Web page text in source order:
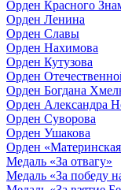
Орден Красного
Орден Ленина
Орден Славы
Орден Нахимова
Орден Кутузова
Орден
Орден Богдана
Орден Александра
Орден Суворова
Орден Ушакова
Орден «Материнская
Медаль «За отвагу»
Медаль «За победу